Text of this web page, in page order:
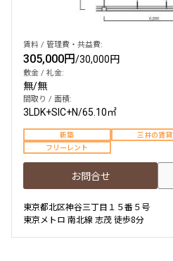
賃料 / 管理費・共益費:
305,000円/30,000円
敷金 / 礼金:
無/無
間取り / 面積:
3LDK+SIC+N/65.10㎡
新築 三井の賃貸
フリーレント
お問合せ
東京都北区神谷三丁目１５番５号
東京メトロ 南北線 志茂 徒歩8分